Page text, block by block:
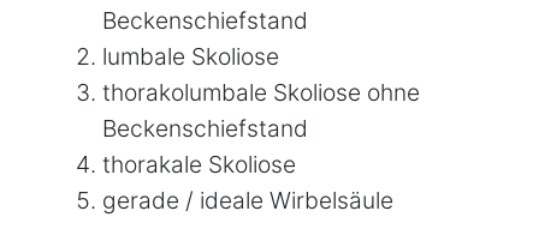
Beckenschiefstand
lumbale Skoliose
thorakolumbale Skoliose ohne
Beckenschiefstand
thorakale Skoliose
gerade / ideale Wirbelsäule